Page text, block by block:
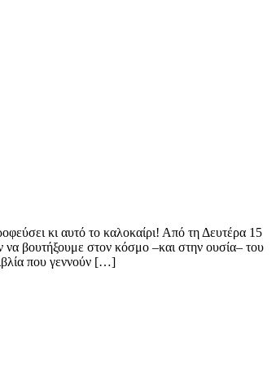
κι αυτό το καλοκαίρι! Από τη Δευτέρα 15
βουτήξουμε στον κόσμο –και στην ουσία– του
που γεννούν […]